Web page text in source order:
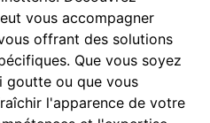
vous accompagner
offrant des solutions
Que vous soyez
goutte ou que vous
l'apparence de votre